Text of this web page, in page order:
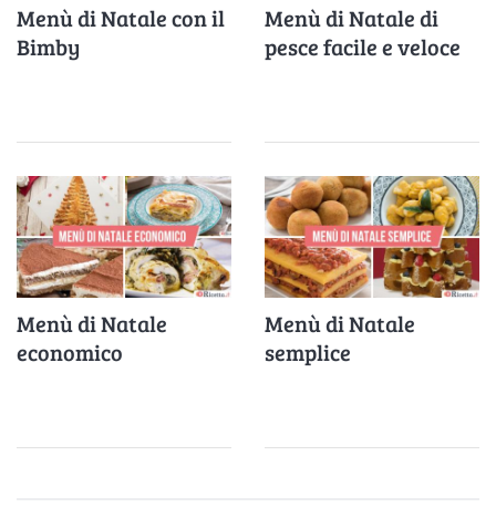
Menù di Natale con il
Bimby
Menù di Natale di
pesce facile e veloce
Menù di Natale
economico
Menù di Natale
semplice